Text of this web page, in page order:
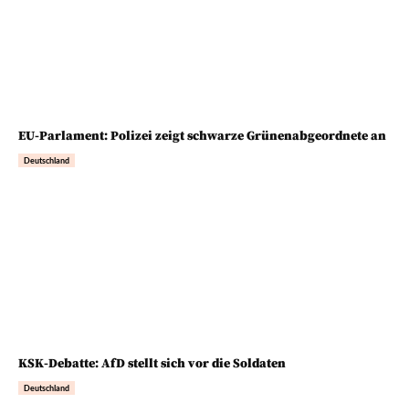
EU-Parlament: Polizei zeigt schwarze Grünenabgeordnete an
Deutschland
KSK-Debatte: AfD stellt sich vor die Soldaten
Deutschland